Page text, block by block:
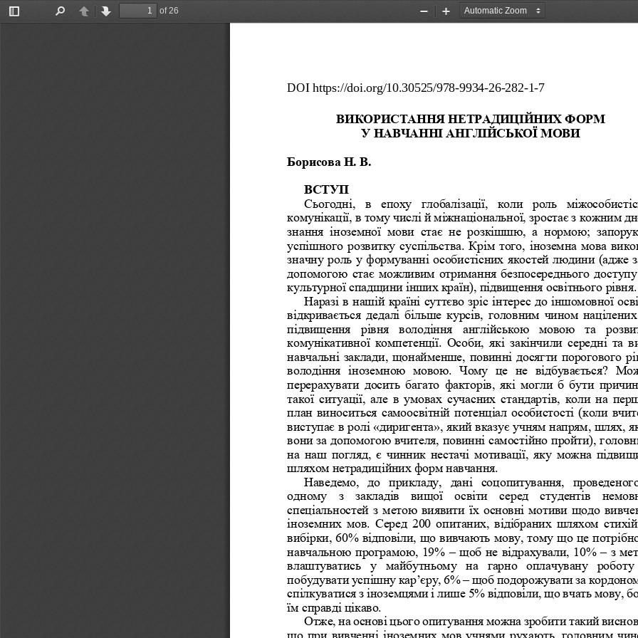
Toggle
PreviousNext
of 26
Zoom
Zoom
DOI https://doi.org/10.30525/978-9934-26-282-1-7
ВИКОРИСТАННЯ НЕТРАДИЦІЙНИХ ФОРМ
У НАВЧАННІ АНГЛІЙСЬКОЇ МОВИ
Борисова Н. В.
ВСТУП
Сьогодні,  в  епоху  глобалізації,  коли  роль
комунікації, в тому числі й міжнаціональної, зростає з кожним
знання  іноземної  мови  стає  не  розкішшю,  а  нормою;
успішного розвитку суспільства. Крім того, іноземна мова
значну роль у формуванні особистісних якостей людини (адже
допомогою стає можливим отримання безпосереднього
культурної спадщини інших країн), підвищення освітнього рівня.
Наразі в нашій країні суттєво зріс інтерес до іншомовної
відкривається дедалі більше курсів, головним чином
підвищення  рівня  володіння  англійською  мовою  та
комунікативної компетенції. Особи, які закінчили середні та
навчальні заклади, щонайменше, повинні досягти порогового
володіння  іноземною  мовою.  Чому  це  не  відбувається?
перерахувати досить багато факторів, які могли б бути
такої ситуації, але в умовах сучасних стандартів, коли на
план виноситься самоосвітній потенціал особистості (коли
виступає в ролі «диригента», який вказує учням напрям, шлях,
вони за допомогою вчителя, повинні самостійно пройти),
на наш погляд, є чинник нестачі мотивації, яку можна
шляхом нетрадиційних форм навчання.
Наведемо,  до  прикладу,  дані
соцопитування,
одному  з  закладів  вищої  освіти  серед  студентів
спеціальностей з метою виявити їх основні мотиви щодо
іноземних мов. Серед 200 опитаних, відібраних шляхом
вибірки, 60% відповіли, що вивчають мову, тому що це
навчальною програмою, 19% – щоб не відрахували, 10% – з
влаштуватись  у  майбутньому  на  гарно  оплачувану  роботу
побудувати успішну кар’єру, 6% –щоб подорожувати за
спілкуватися з іноземцями і лише 5% відповіли, що вчать мову,
їм справді цікаво.
Отже, на основі цього опитування можна зробити такий
що при вивченні іноземних мов учнями рухають, головним